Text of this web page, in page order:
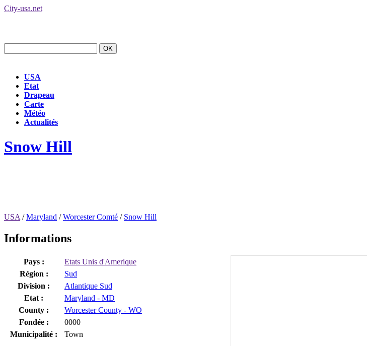
City-usa.net
USA
Etat
Drapeau
Carte
Météo
Actualités
Snow Hill
USA /Maryland /Worcester Comté / Snow Hill
Informations
Pays :
Etats Unis d'Amerique
Région :
Sud
Division :
Atlantique Sud
Etat :
Maryland - MD
County :
Worcester County - WO
Fondée :
0000
Municipalité :
Town